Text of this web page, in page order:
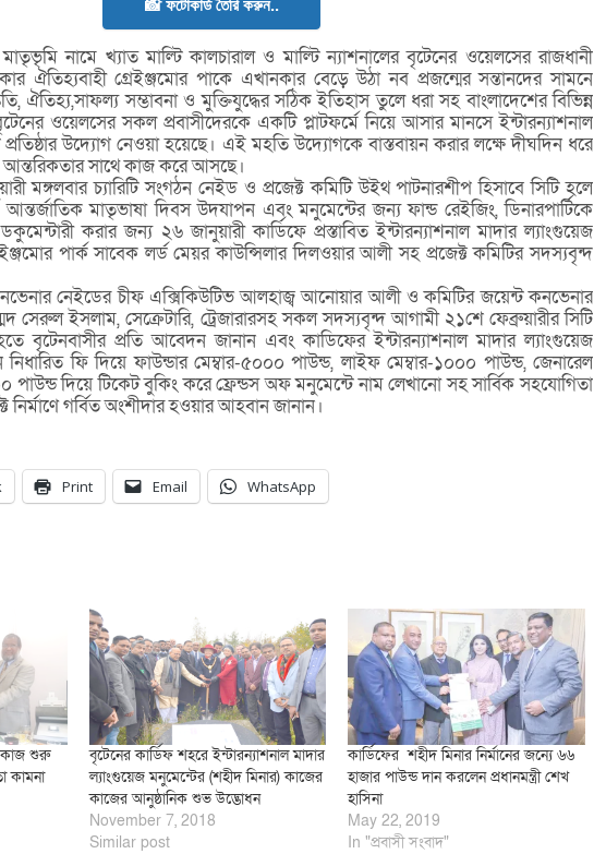
📸 ফটোকার্ড তৈরি করুন..
মাতৃভৃমি নামে খ্যাত মাল্টি কালচারাল ও মাল্টি ন্যাশনালের বৃটেনের ওয়েলসের রাজধানী
ঐতিহ্যবাহী গ্রেইঞ্জমোর পাকে এখানকার বেড়ে উঠা নব প্রজন্মের সন্তানদের সামনে
ঐতিহ্য,সাফল্য সম্ভাবনা ও মুক্তিযুদ্ধের সঠিক ইতিহাস তুলে ধরা সহ বাংলাদেশের বিভিন্ন
ওয়েলসের সকল প্রবাসীদেরকে একটি প্লাটফর্মে নিয়ে আসার মানসে ইন্টারন্যাশনাল
উদ্যোগ নেওয়া হয়েছে। এই মহতি উদ্যোগকে বাস্তবায়ন করার লক্ষে দীঘদিন ধরে
আন্তরিকতার সাথে কাজ করে আসছে।
মঙ্গলবার চ্যারিটি সংগঠন নেইড ও প্রজেক্ট কমিটি উইথ পাটনারশীপ হিসাবে সিটি হলে
মাতৃভাষা দিবস উদযাপন এবং মনুমেন্টের জন্য ফান্ড রেইজিং, ডিনারপার্টিকে
করার জন্য ২৬ জানুয়ারী কার্ডিফে প্রস্তাবিত ইন্টারন্যাশনাল মাদার ল্যাংগুয়েজ
পার্ক সাবেক লর্ড মেয়র কাউন্সিলার দিলওয়ার আলী সহ প্রজেক্ট কমিটির সদস্যবৃন্দ
নেইডের চীফ এক্সিকিউটিভ আলহাজ্ব আনোয়ার আলী ও কমিটির জয়েন্ট কনভেনার
সেরুল ইসলাম, সেক্রেটারি, ট্রেজারারসহ সকল সদস্যবৃন্দ আগামী ২১শে ফেব্রুয়ারীর সিটি
বৃটেনবাসীর প্রতি আবেদন জানান এবং কাডিফের ইন্টারন্যাশনাল মাদার ল্যাংগুয়েজ
নিধারিত ফি দিয়ে ফাউন্ডার মেম্বার-৫০০০ পাউন্ড, লাইফ মেম্বার-১০০০ পাউন্ড, জেনারেল
পাউন্ড দিয়ে টিকেট বুকিং করে ফ্রেন্ডস অফ মনুমেন্টে নাম লেখানো সহ সার্বিক সহযোগিতা
গর্বিত অংশীদার হওয়ার আহবান জানান।
Print Email WhatsApp
কাজ শুরু
কামনা
বৃটেনের কার্ডিফ শহরে ইন্টারন্যাশনাল মাদার
ল্যাংগুয়েজ মনুমেন্টের (শহীদ মিনার) কাজের
কাজের আনুষ্ঠানিক শুভ উদ্ভোধন
November 7, 2018
Similar post
কার্ডিফের শহীদ মিনার নির্মানের জন্যে ৬৬
হাজার পাউন্ড দান করলেন প্রধানমন্ত্রী শেখ
হাসিনা
May 22, 2019
In "প্রবাসী সংবাদ"